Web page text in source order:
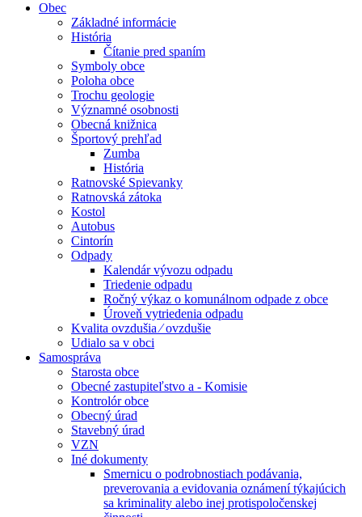
Obec
Základné informácie
História
Čítanie pred spaním
Symboly obce
Poloha obce
Trochu geologie
Významné osobnosti
Obecná knižnica
Športový prehľad
Zumba
História
Ratnovské Spievanky
Ratnovská zátoka
Kostol
Autobus
Cintorín
Odpady
Kalendár vývozu odpadu
Triedenie odpadu
Ročný výkaz o komunálnom odpade z obce
Úroveň vytriedenia odpadu
Kvalita ovzdušia ⁄ ovzdušie
Udialo sa v obci
Samospráva
Starosta obce
Obecné zastupiteľstvo a - Komisie
Kontrolór obce
Obecný úrad
Stavebný úrad
VZN
Iné dokumenty
Smernicu o podrobnostiach podávania,
preverovania a evidovania oznámení týkajúcich
sa kriminality alebo inej protispoločenskej